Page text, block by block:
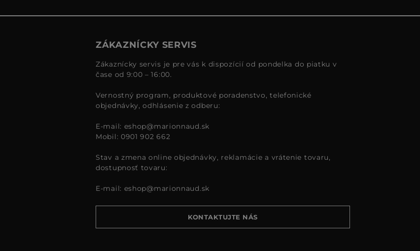
ZÁKAZNÍCKY SERVIS
Zákaznícky servis je pre vás k dispozícií od pondelka do piatku v
čase od 9:00 – 16:00.
Vernostný program, produktové poradenstvo, telefonické
objednávky, odhlásenie z odberu:
E-mail: eshop@marionnaud.sk
Mobil: 0901 902 662
Stav a zmena online objednávky, reklamácie a vrátenie tovaru,
dostupnosť tovaru:
E-mail: eshop@marionnaud.sk
KONTAKTUJTE NÁS